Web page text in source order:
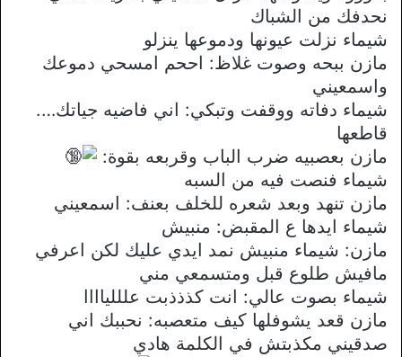
نحدفك من الشباك
شيماء نزلت عيونها ودموعها ينزلو
مازن ببحه وصوت غلاظ: اححم امسحي دموعك
واسمعيني
شيماء دفاته ووقفت وتبكي: اني فاضيه جياتك….
قاطعها
مازن بعصبيه ضرب الباب وقربعه بقوة:
شيماء فنصت فيه من السبه
مازن تنهد وبعد شعره للخلف بعنف: اسمعيني
شيماء ايدها ع المقبض: منبيش
مازن: شيماء منبيش نمد ايدي عليك لكن اعرفي
مافيش طلوع قبل ومتسمعي مني
شيماء بصوت عالي: انت كذذذبت علللياااا
مازن قعد يشوفلها كيف متعصبه: نحببك اني
صدقيني مكذبتش في الكلمة هادي